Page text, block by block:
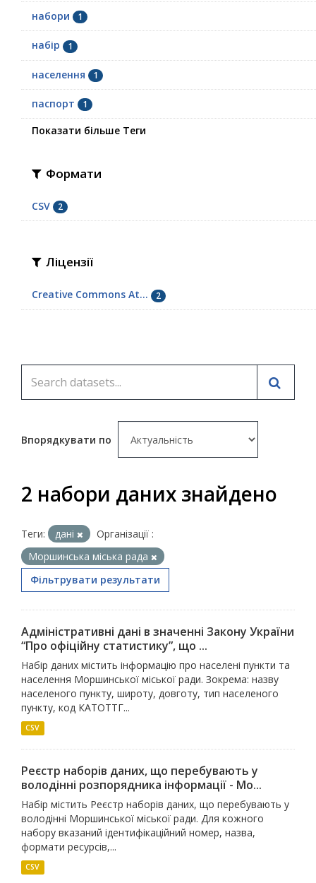
набори 1
набір 1
населення 1
паспорт 1
Показати більше Теги
Формати
CSV 2
Ліцензії
Creative Commons At... 2
Впорядкувати по
2 набори даних знайдено
Теги: дані
Організації :
Моршинська міська рада
Фільтрувати результати
Адміністративні дані в значенні Закону України
“Про офіційну статистику”, що ...
Набір даних містить інформацію про населені пункти та
населення Моршинської міської ради. Зокрема: назву
населеного пункту, широту, довготу, тип населеного
пункту, код КАТОТТГ...
CSV
Реєстр наборів даних, що перебувають у
володінні розпорядника інформації - Мо...
Набір містить Реєстр наборів даних, що перебувають у
володінні Моршинської міської ради. Для кожного
набору вказаний ідентифікаційний номер, назва,
формати ресурсів,...
CSV